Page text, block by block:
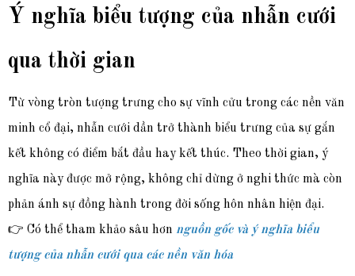
Ý nghĩa biểu tượng của nhẫn cưới
qua thời gian
Từ vòng tròn tượng trưng cho sự vĩnh cửu trong các nền văn
minh cổ đại, nhẫn cưới dần trở thành biểu trưng của sự gắn
kết không có điểm bắt đầu hay kết thúc. Theo thời gian, ý
nghĩa này được mở rộng, không chỉ dừng ở nghi thức mà còn
phản ánh sự đồng hành trong đời sống hôn nhân hiện đại.
👉 Có thể tham khảo sâu hơn nguồn gốc và ý nghĩa biểu
tượng của nhẫn cưới qua các nền văn hóa